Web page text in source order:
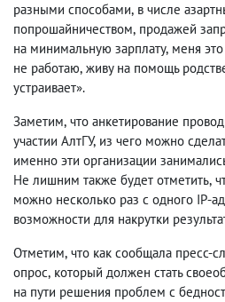
разными способами, в числе
попрошайничеством, продажей
на минимальную зарплату, меня
не работаю, живу на помощь
устраивает».
Заметим, что анкетирование
участии АлтГУ, из чего можно
именно эти организации
Не лишним также будет отметить,
можно несколько раз с одного IP-
возможности для накрутки
Отметим, что как сообщала пресс-
опрос, который должен стать
на пути решения проблем с